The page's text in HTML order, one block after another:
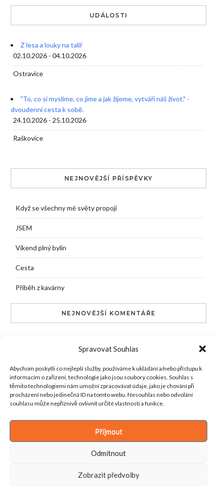
Spravovat Souhlas
Abychom poskytli co nejlepší služby, používáme k ukládání a/nebo přístupu k
informacím o zařízení, technologie jako jsou soubory cookies. Souhlas s
těmito technologiemi nám umožní zpracovávat údaje, jako je chování při
procházení nebo jedinečná ID na tomto webu. Nesouhlas nebo odvolání
souhlasu může nepříznivě ovlivnit určité vlastnosti a funkce.
Příjmout
Odmítnout
Zobrazit předvolby
UDÁLOSTI
Z lesa a louky na talíř
02.10.2026 - 04.10.2026
Ostravice
"To, co si myslíme, co jíme a jak žijeme, vytváří náš život." -
dvoudenní cesta k sobě.
24.10.2026 - 25.10.2026
Raškovice
NEJNOVĚJŠÍ PŘÍSPĚVKY
Když se všechny mé světy propojí
JSEM
Víkend plný bylin
Cesta
Příběh z kavárny
NEJNOVĚJŠÍ KOMENTÁŘE
admin :Magnolie: Květ síly, krásy a klidu
Karel Růžička:Magnolie: Květ síly, krásy a klidu
admin:Netradiční vánoční pečení
© 2026 Za šípkovým keřem–Kokoro Theme by